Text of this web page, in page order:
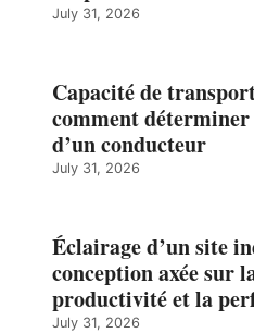
July 31, 2026
Capacité de
comment
d’un conducteur
July 31, 2026
Éclairage d’un site
conception axée sur
productivité et la
July 31, 2026